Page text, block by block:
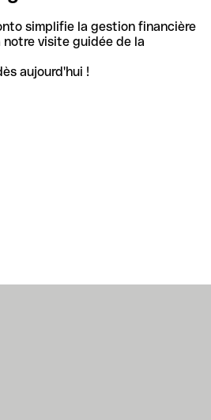
simplifie la gestion financière
visite guidée de la
aujourd'hui !